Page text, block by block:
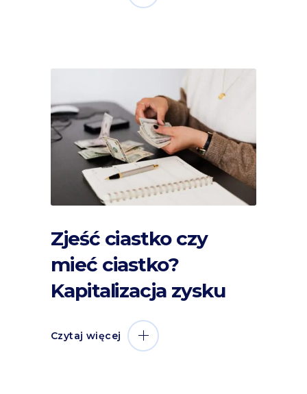
Zjeść ciastko czy
mieć ciastko?
Kapitalizacja zysku
Czytaj więcej